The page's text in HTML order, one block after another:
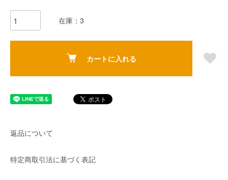
在庫：3
カートに入れる
返品について
特定商取引法に基づく表記